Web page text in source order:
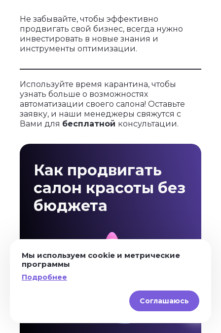
Не забывайте, чтобы эффективно
продвигать свой бизнес, всегда нужно
инвестировать в новые знания и
инструменты оптимизации.
Используйте время карантина, чтобы
узнать больше о возможностях
автоматизации своего салона! Оставьте
заявку, и наши менеджеры свяжутся с
Вами для бесплатной консультации.
Как продвигать
салон красоты без
бюджета
Мы используем cookie и метрические
программы
Подробнее
Соглашаюсь